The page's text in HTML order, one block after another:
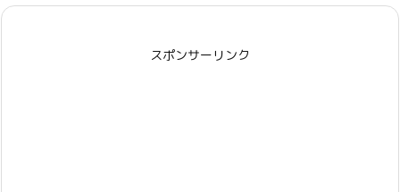
前へ
スポンサーリンク